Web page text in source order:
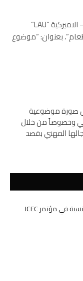
عقدت طاولة مستديرة في الجامعة اللبنانية – الاميركية “LAU”
بعنوان: “موضوع
صورة موضوعية
وخصوصاً من خلال
المهني بقصد
إبنة الفيحاء سنا حسن خالد تمثل جامعة أرتوا الفرنسية في مؤتمر ICEC